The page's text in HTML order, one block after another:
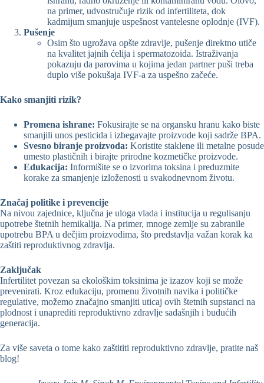
na primer, udvostručuje rizik od infertiliteta, dok
kadmijum smanjuje uspešnost vantelesne oplodnje (IVF).
Pušenje
Osim što ugrožava opšte zdravlje, pušenje direktno utiče
na kvalitet jajnih ćelija i spermatozoida. Istraživanja
pokazuju da parovima u kojima jedan partner puši treba
duplo više pokušaja IVF-a za uspešno začeće.
Kako smanjiti rizik?
Promena ishrane: Fokusirajte se na organsku hranu kako biste
smanjili unos pesticida i izbegavajte proizvode koji sadrže BPA.
Svesno biranje proizvoda: Koristite staklene ili metalne posude
umesto plastičnih i birajte prirodne kozmetičke proizvode.
Edukacija: Informišite se o izvorima toksina i preduzmite
korake za smanjenje izloženosti u svakodnevnom životu.
Značaj politike i prevencije
Na nivou zajednice, ključna je uloga vlada i institucija u regulisanju
upotrebe štetnih hemikalija. Na primer, mnoge zemlje su zabranile
upotrebu BPA u dečjim proizvodima, što predstavlja važan korak ka
zaštiti reproduktivnog zdravlja.
Zaključak
Infertilitet povezan sa ekološkim toksinima je izazov koji se može
prevenirati. Kroz edukaciju, promenu životnih navika i političke
regulative, možemo značajno smanjiti uticaj ovih štetnih supstanci na
plodnost i unaprediti reproduktivno zdravlje sadašnjih i budućih
generacija.
Za više saveta o tome kako zaštititi reproduktivno zdravlje, pratite naš
blog!